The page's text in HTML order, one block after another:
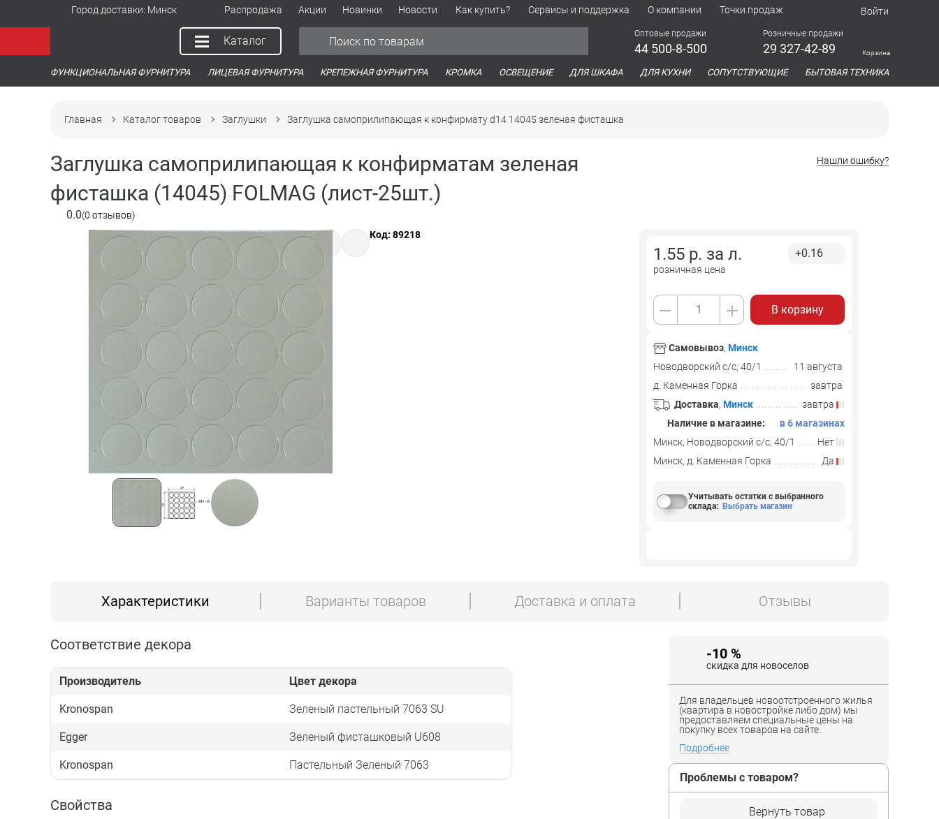
Город доставки: Минск Распродажа Акции Новинки Новости Как купить? Сервисы и поддержка О компании Точки продаж Войти
Каталог
Оптовые продажи
44 500-8-500
Розничные продажи
29 327-42-89 Корзина
ФУНКЦИОНАЛЬНАЯ ФУРНИТУРА ЛИЦЕВАЯ ФУРНИТУРА КРЕПЕЖНАЯ ФУРНИТУРА КРОМКА ОСВЕЩЕНИЕ ДЛЯ ШКАФА ДЛЯ КУХНИ СОПУТСТВУЮЩИЕ БЫТОВАЯ ТЕХНИКА
Главная Каталог товаров Заглушки Заглушка самоприлипающая к конфирмату d14 14045 зеленая фисташка
Заглушка самоприлипающая к конфирматам зеленая
фисташка (14045) FOLMAG (лист-25шт.)
0.0(0 отзывов)
Нашли ошибку?
Код: 89218
1.55 р. за л.
розничная цена
+0.16
В корзину
Самовывоз, Минск
Новодворский с/с, 40/1
11 августа
д. Каменная Горка
завтра
Доставка, Минск
завтра
Наличие в магазине:
в 6 магазинах
Минск, Новодворский с/с, 40/1
Нет
Минск, д. Каменная Горка
Да
Учитывать остатки с выбранного
склада: Выбрать магазин
Характеристики Варианты товаров Доставка и оплата Отзывы
Соответствие декора
Производитель Цвет декора
Kronospan Зеленый пастельный 7063 SU
Egger Зеленый фисташковый U608
Kronospan Пастельный Зеленый 7063
Свойства
-10 %
скидка для новоселов
Для владельцев новоотстроенного жилья
(квартира в новостройке либо дом) мы
предоставляем специальные цены на
покупку всех товаров на сайте.
Подробнее
Проблемы с товаром?
Вернуть товар